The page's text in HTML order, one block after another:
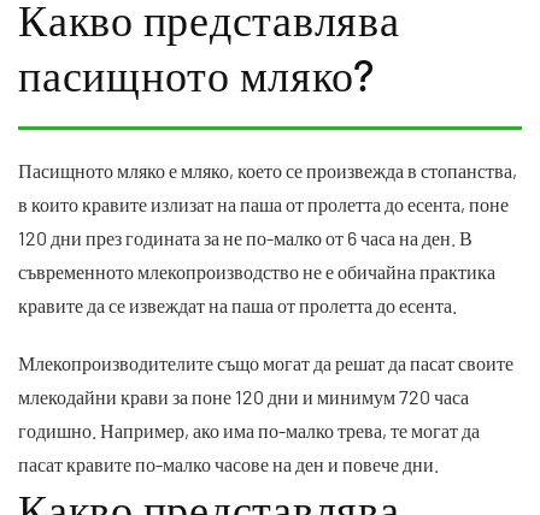
Какво представлява
пасищното мляко?
Пасищното мляко е мляко, което се произвежда в стопанства,
в които кравите излизат на паша от пролетта до есента, поне
120 дни през годината за не по-малко от 6 часа на ден. В
съвременното млекопроизводство не е обичайна практика
кравите да се извеждат на паша от пролетта до есента.
Млекопроизводителите също могат да решат да пасат своите
млекодайни крави за поне 120 дни и минимум 720 часа
годишно. Например, ако има по-малко трева, те могат да
пасат кравите по-малко часове на ден и повече дни.